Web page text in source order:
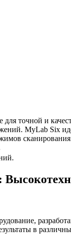
для точной и
MyLab Six
в